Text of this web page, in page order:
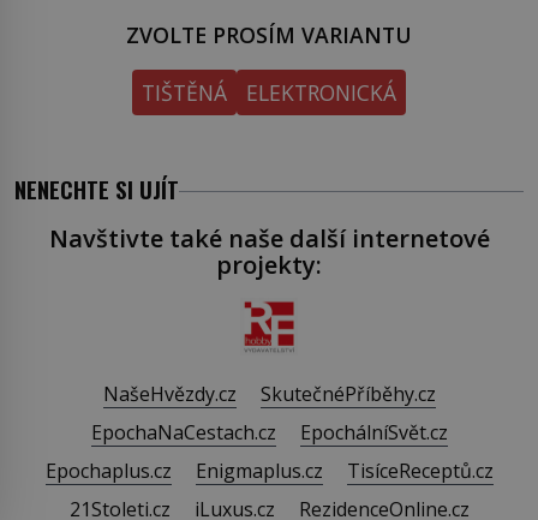
ZVOLTE PROSÍM VARIANTU
TIŠTĚNÁ
ELEKTRONICKÁ
NENECHTE SI UJÍT
Navštivte také naše další internetové
projekty:
NašeHvězdy.cz
SkutečnéPříběhy.cz
EpochaNaCestach.cz
EpochálníSvět.cz
Epochaplus.cz
Enigmaplus.cz
TisíceReceptů.cz
21Stoleti.cz
iLuxus.cz RezidenceOnline.cz